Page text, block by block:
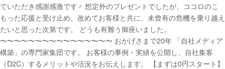
ていただき感謝感激です‍♂️ 想定外のプレゼントでしたが、ココロのこ
もった応援と受け止め、改めてお客様と共に、未曾有の危機を乗り越え
たいと思った次第です。 どうも有難う御座いました。
〜〜〜〜〜〜〜〜〜〜〜〜〜〜〜〜 おかげさまで20年 「自社メディア
構築」の専門家集団です。 お客様の事例・実績を公開し、自社集客
（D2C）するメリットや活況をお伝えします。 【まずは0円スタート】